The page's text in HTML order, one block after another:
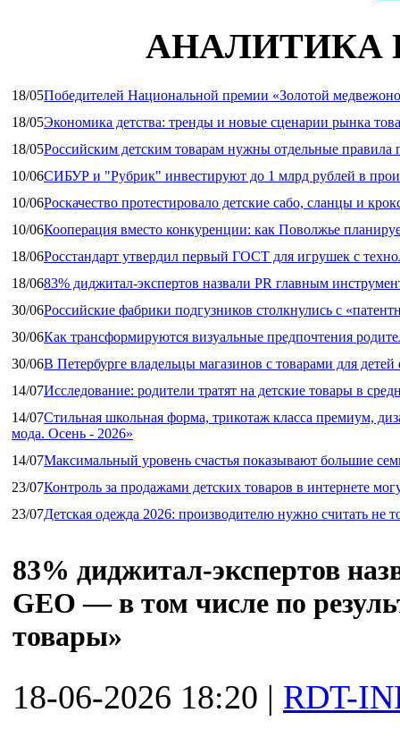
АНАЛИТИКА
18/05Победителей Национальной премии «Золотой
18/05Экономика детства: тренды и новые сценарии рынка
18/05Российским детским товарам нужны отдельные правила
10/06СИБУР и "Рубрик" инвестируют до 1 млрд рублей в
10/06Роскачество протестировало детские сабо, сланцы и
10/06Кооперация вместо конкуренции: как Поволжье
18/06Росстандарт утвердил первый ГОСТ для игрушек с
18/0683% диджитал‑экспертов назвали PR главным
30/06Российские фабрики подгузников столкнулись с
30/06Как трансформируются визуальные предпочтения
30/06В Петербурге владельцы магазинов с товарами для
14/07Исследование: родители тратят на детские товары в
14/07Стильная школьная форма, трикотаж класса премиум,
мода. Осень - 2026»
14/07Максимальный уровень счастья показывают большие
23/07Контроль за продажами детских товаров в интернете
23/07Детская одежда 2026: производителю нужно считать не
83% диджитал‑экспертов
GEO — в том числе по
товары»
18-06-2026 18:20 | RDT-